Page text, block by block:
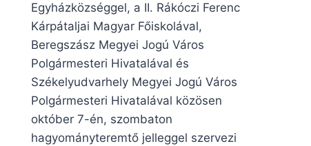
Egyházközséggel, a II. Rákóczi Ferenc
Kárpátaljai Magyar Főiskolával,
Beregszász Megyei Jogú Város
Polgármesteri Hivatalával és
Székelyudvarhely Megyei Jogú Város
Polgármesteri Hivatalával közösen
október 7-én, szombaton
hagyományteremtő jelleggel szervezi